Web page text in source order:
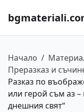
Начало /
Преразказ и
Разказ по
или герой съм аз
днешния свят“